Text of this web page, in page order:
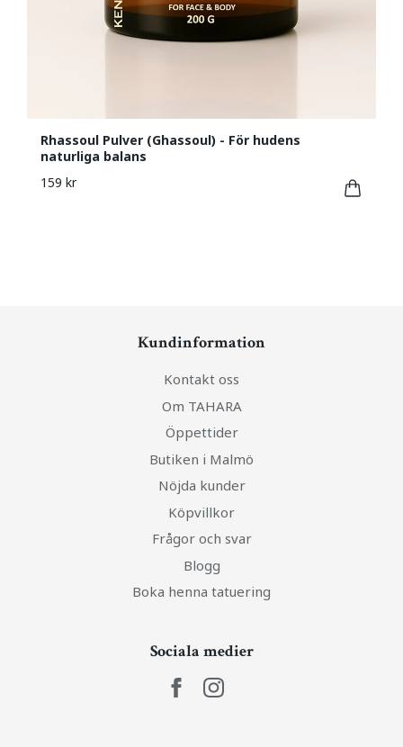
Rhassoul Pulver (Ghassoul) - För hudens
naturliga balans
159 kr
Kundinformation
Kontakt oss
Om TAHARA
Öppettider
Butiken i Malmö
Nöjda kunder
Köpvillkor
Frågor och svar
Blogg
Boka henna tatuering
Sociala medier